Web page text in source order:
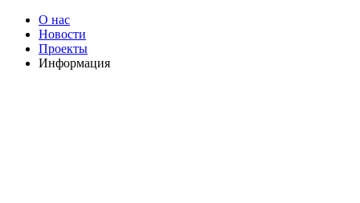
О нас
Новости
Проекты
Информация